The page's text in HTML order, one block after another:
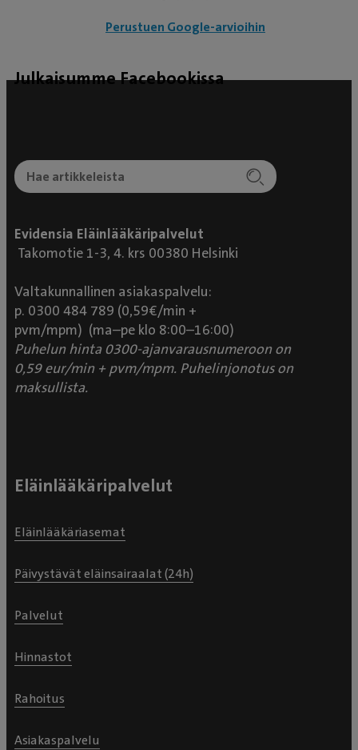
Perustuen Google-arvioihin
Julkaisumme Facebookissa
Evidensia Eläinlääkäripalvelut
Takomotie 1-3, 4. krs 00380 Helsinki
Valtakunnallinen asiakaspalvelu:
p. 0300 484 789 (0,59€/min +
pvm/mpm) (ma–pe klo 8:00–16:00)
Puhelun hinta 0300-ajanvarausnumeroon on
0,59 eur/min + pvm/mpm. Puhelinjonotus on
maksullista.
Eläinlääkäripalvelut
Eläinlääkäriasemat
Päivystävät eläinsairaalat (24h)
Palvelut
Hinnastot
Rahoitus
Asiakaspalvelu